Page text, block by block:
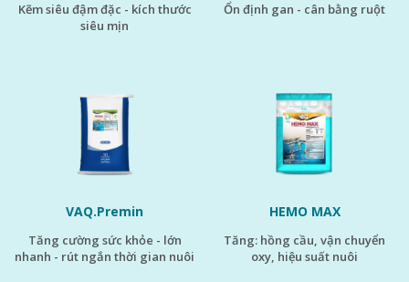
kẽm siêu đậm đặc - kích thước
siêu mịn
ổn định gan - cân bằng ruột
VAQ.Premin
tăng cường sức khỏe - lớn
nhanh - rút ngắn thời gian nuôi
HEMO MAX
tăng: hồng cầu, vận chuyển
oxy, hiệu suất nuôi
LIÊN HỆ NGAY